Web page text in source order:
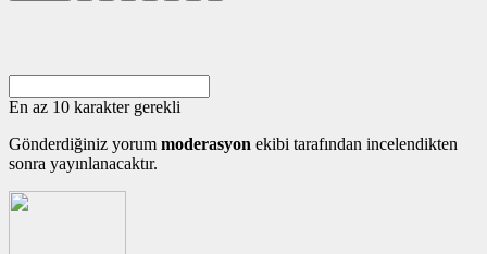
En az 10 karakter gerekli
Gönderdiğiniz yorum moderasyon ekibi tarafından incelendikten
sonra yayınlanacaktır.